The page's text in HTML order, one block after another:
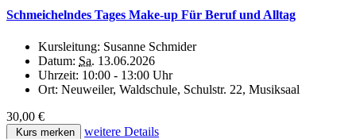
Schmeichelndes Tages Make-up Für Beruf und Alltag
Kursleitung: Susanne Schmider
Datum: Sa. 13.06.2026
Uhrzeit: 10:00 - 13:00 Uhr
Ort: Neuweiler, Waldschule, Schulstr. 22, Musiksaal
30,00 €
Kurs merken
weitere Details